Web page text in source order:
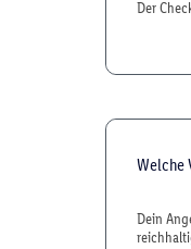
Der
Welche
Dein